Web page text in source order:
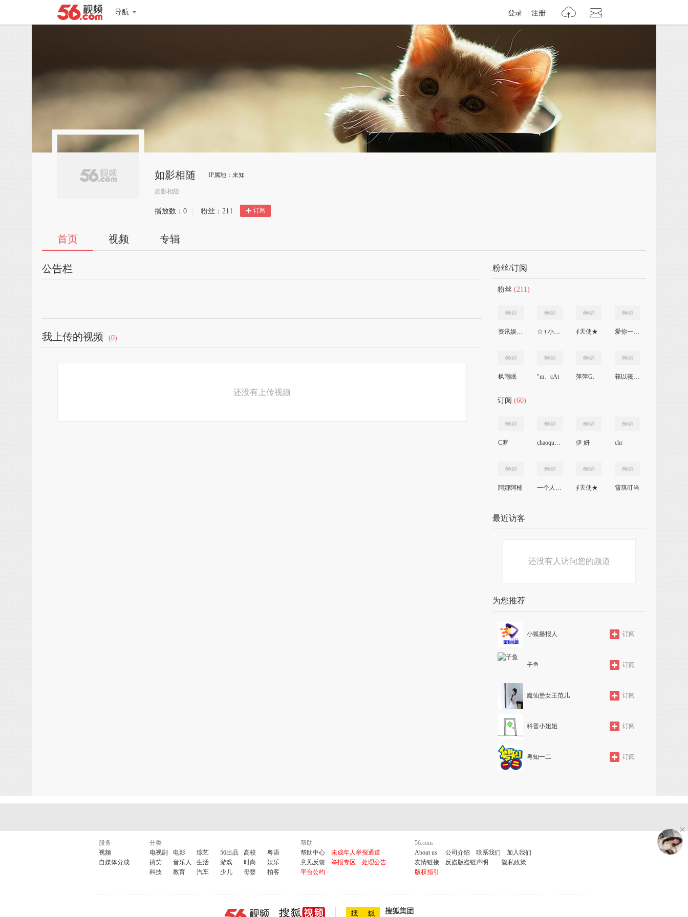
导航 登录 注册
如影相随 IP属地：未知
如影相随
播放数： 0 粉丝： 211 订阅
首页 视频 专辑
公告栏
我上传的视频 (0)
还没有上传视频
粉丝/订阅
粉丝 (211)
资讯娱乐八卦 ☆♀小龍女@ ∮天使★ 爱你一万年
枫雨眠 "m、cAt 萍萍G. 莪以莪血見軒轅
订阅 (60)
C罗 chaoqun5203 伊 妍 chr
阿娜阿楠 一个人的浅蓝色 ∮天使★ 雪琪叮当
最近访客
还没有人访问您的频道
为您推荐
小狐播报人 订阅
子鱼 订阅
魔仙堡女王范儿 订阅
科普小姐姐 订阅
粤知一二 订阅
服务
视频
自媒体分成
分类
电视剧
电影 综艺 56出品 高校
粤语
搞笑
音乐人 生活 游戏 时尚
娱乐
科技
教育 汽车 少儿 母婴 拍客
帮助
帮助中心
未成年人举报通道
意见反馈
举报专区
处理公告
平台公约
56.com
About us
公司介绍 联系我们
加入我们
友情链接
反盗版盗链声明
隐私政策
版权指引